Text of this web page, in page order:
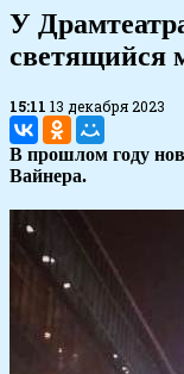
У
светящийся
15:11 13 декабря 2023
В прошлом году
Вайнера.